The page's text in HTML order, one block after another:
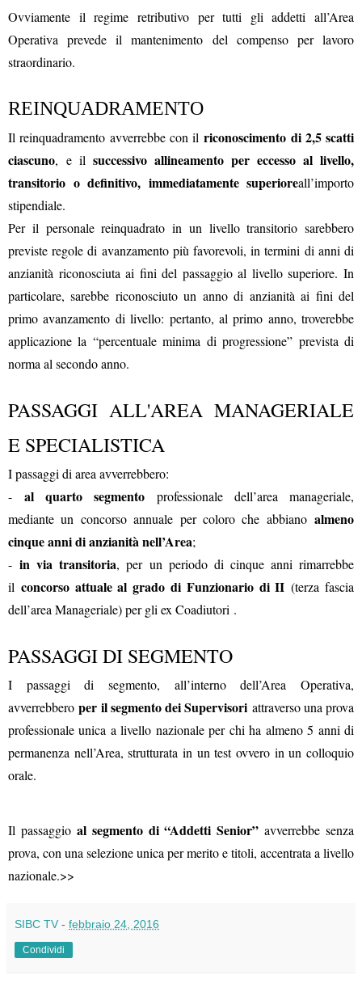
Ovviamente il regime retributivo per tutti gli addetti all’Area
Operativa prevede il mantenimento del compenso per lavoro
straordinario.
REINQUADRAMENTO
Il reinquadramento avverrebbe con ilriconoscimento di 2,5 scatti
ciascuno, e ilsuccessivo allineamento per eccessoal livello,
transitorio o definitivo, immediatamente superioreall’importo
stipendiale.
Per il personale reinquadrato in un livello transitorio sarebbero
previste regole di avanzamento più favorevoli, in termini di anni di
anzianità riconosciuta ai fini del passaggio al livello superiore. In
particolare, sarebbe riconosciuto un anno di anzianità ai fini del
primo avanzamento di livello: pertanto, al primo anno, troverebbe
applicazione la “percentuale minima di progressione” prevista di
norma al secondo anno.
PASSAGGI ALL'AREA MANAGERIALE
E SPECIALISTICA
I passaggi di area avverrebbero:
- al quarto segmento professionale dell’area manageriale,
mediante un concorso annuale per coloro che abbiano almeno
cinque anni di anzianità nell’Area;
-in via transitoria, per un periodo di cinque anni rimarrebbe
il concorso attuale al grado di Funzionario di II (terza fascia
dell’area Manageriale) per gli ex Coadiutori .
PASSAGGI DI SEGMENTO
I passaggi di segmento, all’interno dell’Area Operativa,
avverrebberoper il segmento dei Supervisori attraverso una prova
professionale unica a livello nazionale per chi ha almeno 5 anni di
permanenza nell’Area, strutturata in un test ovvero in un colloquio
orale.
Il passaggioal segmento di “Addetti Senior”avverrebbe senza
prova, con una selezione unica per merito e titoli, accentrata a livello
nazionale.>>
SIBC TV - febbraio 24, 2016
Condividi